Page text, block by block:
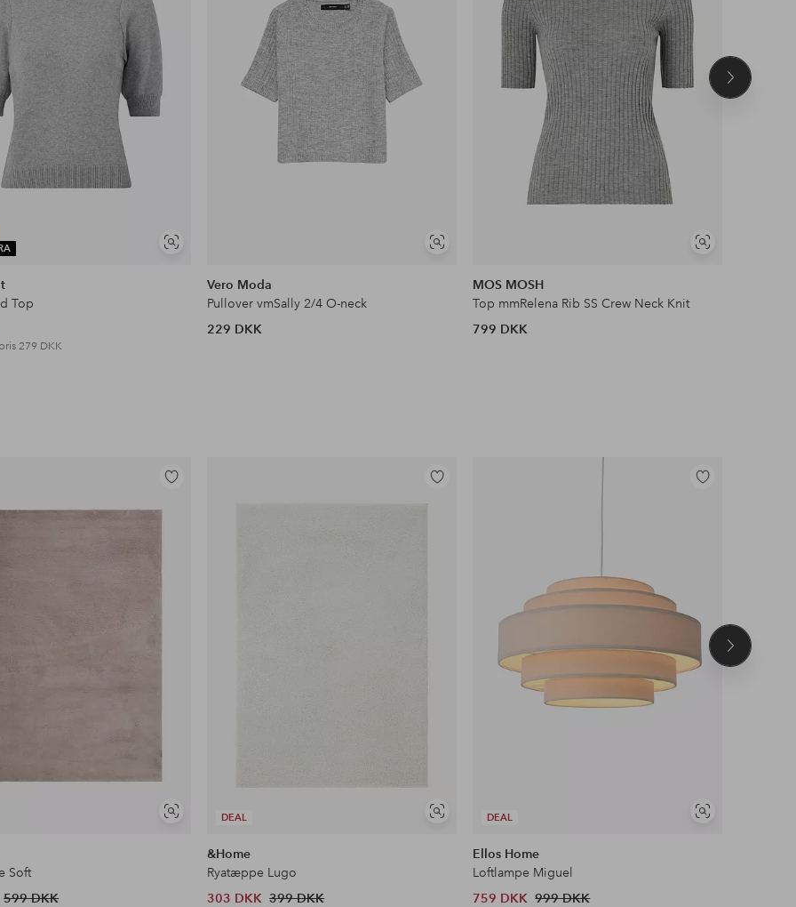
Se
Top
279 DKK
Se
Vero Moda
Pullover vmSally 2/4 O-neck
229 DKK
Se
MOS MOSH
Top mmRelena Rib SS Crew Neck Knit
799 DKK
Næste
Se
Tilføj
Soft
599 DKK
DEAL
Se
Tilføj
til
&Home
Ryatæppe Lugo
303 DKK 399 DKK
DEAL
Se
Tilføj
Ellos Home
Loftlampe Miguel
759 DKK 999 DKK
Næste